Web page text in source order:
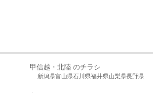
甲信越・北陸 のチラシ
新潟県富山県石川県福井県山梨県長野県